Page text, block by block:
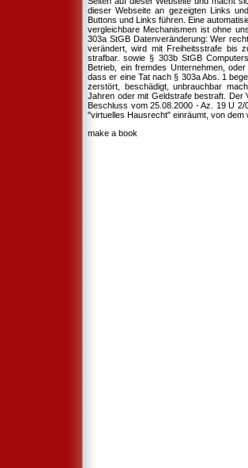
dieser Webseite an gezeigten Links
Buttons und Links führen. Eine
vergleichbare Mechanismen ist ohne
303a StGB Datenveränderung: Wer
verändert, wird mit Freiheitsstrafe bis
strafbar. sowie § 303b StGB
Betrieb, ein fremdes Unternehmen,
dass er eine Tat nach § 303a Abs. 1
zerstört, beschädigt, unbrauchbar
Jahren oder mit Geldstrafe bestraft. Der
Beschluss vom 25.08.2000 - Az. 19 U
"virtuelles Hausrecht" einräumt, von
make a book